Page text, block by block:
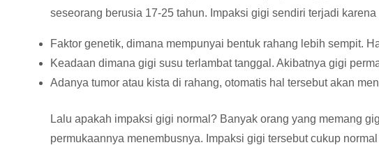
seseorang berusia 17-25 tahun. Impaksi gigi sendiri terjadi
Faktor genetik, dimana mempunyai bentuk rahang lebih sempit.
Keadaan dimana gigi susu terlambat tanggal. Akibatnya gigi
Adanya tumor atau kista di rahang, otomatis hal tersebut akan
Lalu apakah impaksi gigi normal? Banyak orang yang memang
permukaannya menembusnya. Impaksi gigi tersebut cukup